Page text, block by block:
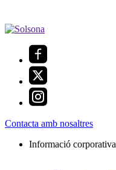
Contacta amb nosaltres
Informació corporativa